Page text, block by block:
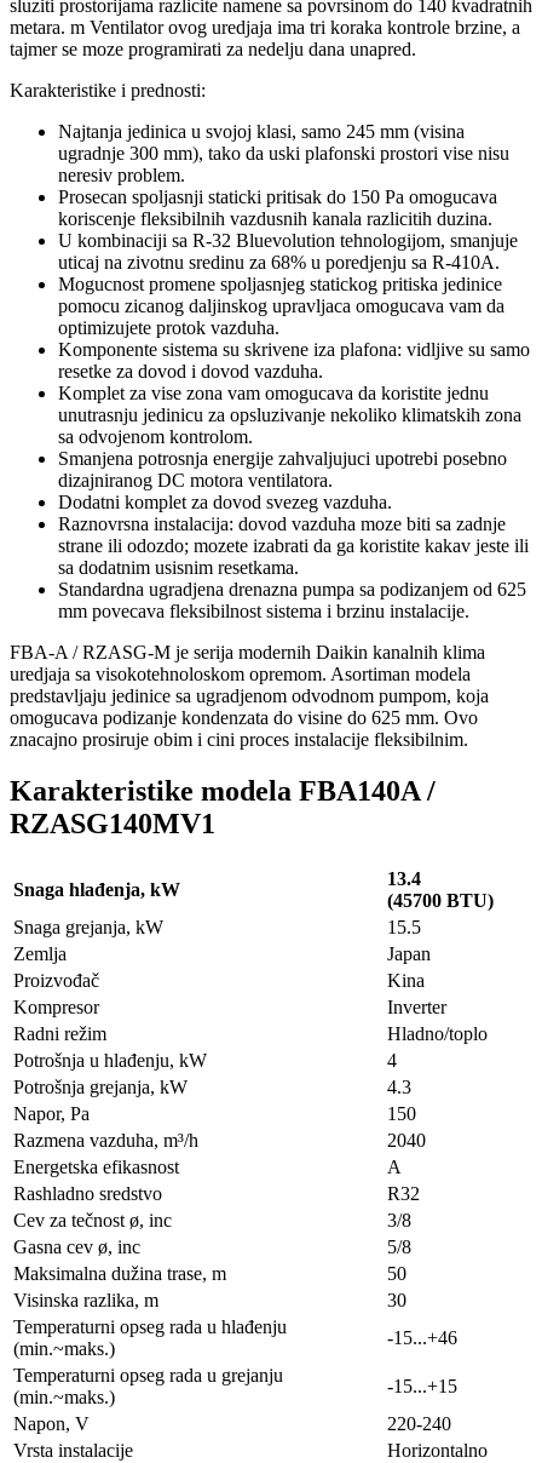
sluziti prostorijama razlicite namene sa povrsinom do 140 kvadratnih
metara. m Ventilator ovog uredjaja ima tri koraka kontrole brzine, a
tajmer se moze programirati za nedelju dana unapred.
Karakteristike i prednosti:
Najtanja jedinica u svojoj klasi, samo 245 mm (visina
ugradnje 300 mm), tako da uski plafonski prostori vise nisu
neresiv problem.
Prosecan spoljasnji staticki pritisak do 150 Pa omogucava
koriscenje fleksibilnih vazdusnih kanala razlicitih duzina.
U kombinaciji sa R-32 Bluevolution tehnologijom, smanjuje
uticaj na zivotnu sredinu za 68% u poredjenju sa R-410A.
Mogucnost promene spoljasnjeg statickog pritiska jedinice
pomocu zicanog daljinskog upravljaca omogucava vam da
optimizujete protok vazduha.
Komponente sistema su skrivene iza plafona: vidljive su samo
resetke za dovod i dovod vazduha.
Komplet za vise zona vam omogucava da koristite jednu
unutrasnju jedinicu za opsluzivanje nekoliko klimatskih zona
sa odvojenom kontrolom.
Smanjena potrosnja energije zahvaljujuci upotrebi posebno
dizajniranog DC motora ventilatora.
Dodatni komplet za dovod svezeg vazduha.
Raznovrsna instalacija: dovod vazduha moze biti sa zadnje
strane ili odozdo; mozete izabrati da ga koristite kakav jeste ili
sa dodatnim usisnim resetkama.
Standardna ugradjena drenazna pumpa sa podizanjem od 625
mm povecava fleksibilnost sistema i brzinu instalacije.
FBA-A / RZASG-M je serija modernih Daikin kanalnih klima
uredjaja sa visokotehnoloskom opremom. Asortiman modela
predstavljaju jedinice sa ugradjenom odvodnom pumpom, koja
omogucava podizanje kondenzata do visine do 625 mm. Ovo
znacajno prosiruje obim i cini proces instalacije fleksibilnim.
Karakteristike modela FBA140A /
RZASG140MV1
Snaga hlađenja, kW
13.4
(45700 BTU)
Snaga grejanja, kW
15.5
Zemlja
Japan
Proizvođač
Kina
Kompresor
Inverter
Radni režim
Hladno/toplo
Potrošnja u hlađenju, kW
4
Potrošnja grejanja, kW
4.3
Napor, Pa
150
Razmena vazduha, m³/h
2040
Energetska efikasnost
A
Rashladno sredstvo
R32
Cev za tečnost ø, inc
3/8
Gasna cev ø, inc
5/8
Maksimalna dužina trase, m
50
Visinska razlika, m
30
Temperaturni opseg rada u hlađenju
(min.~maks.)
-15...+46
Temperaturni opseg rada u grejanju
(min.~maks.)
-15...+15
Napon, V
220-240
Vrsta instalacije
Horizontalno